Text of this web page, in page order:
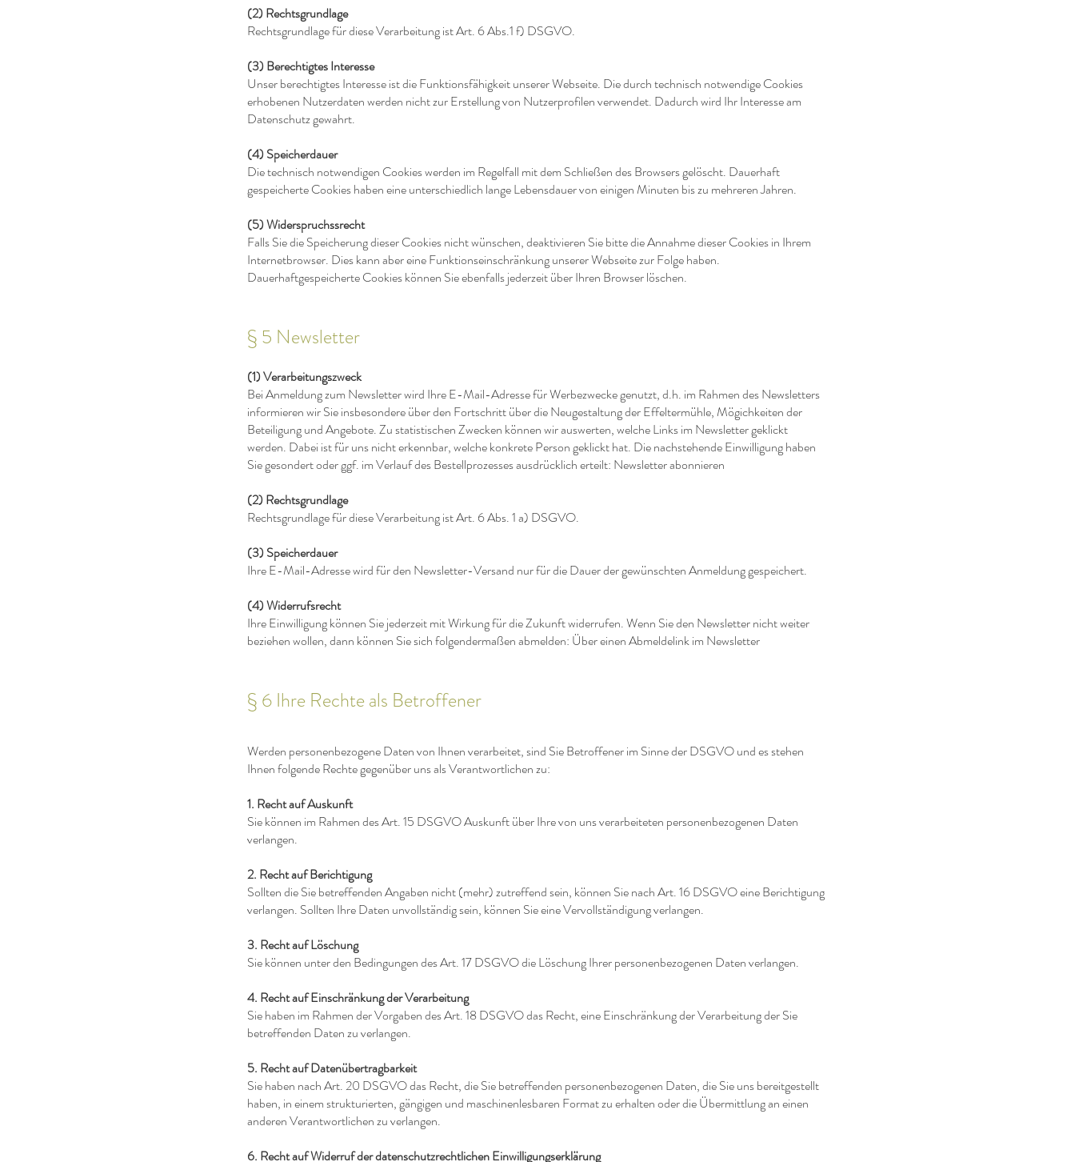
(2) Rechtsgrundlage
Rechtsgrundlage für diese Verarbeitung ist Art. 6 Abs.1 f) DSGVO.
(3) Berechtigtes Interesse
Unser berechtigtes Interesse ist die Funktionsfähigkeit unserer Webseite. Die durch technisch notwendige Cookies
erhobenen Nutzerdaten werden nicht zur Erstellung von Nutzerprofilen verwendet. Dadurch wird Ihr Interesse am
Datenschutz gewahrt.
(4) Speicherdauer
Die technisch notwendigen Cookies werden im Regelfall mit dem Schließen des Browsers gelöscht. Dauerhaft
gespeicherte Cookies haben eine unterschiedlich lange Lebensdauer von einigen Minuten bis zu mehreren Jahren.
(5) Widerspruchssrecht
Falls Sie die Speicherung dieser Cookies nicht wünschen, deaktivieren Sie bitte die Annahme dieser Cookies in Ihrem
Internetbrowser. Dies kann aber eine Funktionseinschränkung unserer Webseite zur Folge haben.
Dauerhaftgespeicherte Cookies können Sie ebenfalls jederzeit über Ihren Browser löschen.
§ 5 Newsletter
(1) Verarbeitungszweck
Bei Anmeldung zum Newsletter wird Ihre E-Mail-Adresse für Werbezwecke genutzt, d.h. im Rahmen des Newsletters
informieren wir Sie insbesondere über den Fortschritt über die Neugestaltung der Effeltermühle, Mögichkeiten der
Beteiligung und Angebote. Zu statistischen Zwecken können wir auswerten, welche Links im Newsletter geklickt
werden. Dabei ist für uns nicht erkennbar, welche konkrete Person geklickt hat. Die nachstehende Einwilligung haben
Sie gesondert oder ggf. im Verlauf des Bestellprozesses ausdrücklich erteilt: Newsletter abonnieren
(2) Rechtsgrundlage
Rechtsgrundlage für diese Verarbeitung ist Art. 6 Abs. 1 a) DSGVO.
(3) Speicherdauer
Ihre E-Mail-Adresse wird für den Newsletter-Versand nur für die Dauer der gewünschten Anmeldung gespeichert.
(4) Widerrufsrecht
Ihre Einwilligung können Sie jederzeit mit Wirkung für die Zukunft widerrufen. Wenn Sie den Newsletter nicht weiter
beziehen wollen, dann können Sie sich folgendermaßen abmelden: Über einen Abmeldelink im Newsletter
§ 6 Ihre Rechte als Betroffener
Werden personenbezogene Daten von Ihnen verarbeitet, sind Sie Betroffener im Sinne der DSGVO und es stehen
Ihnen folgende Rechte gegenüber uns als Verantwortlichen zu:
1. Recht auf Auskunft
Sie können im Rahmen des Art. 15 DSGVO Auskunft über Ihre von uns verarbeiteten personenbezogenen Daten
verlangen.
2. Recht auf Berichtigung
Sollten die Sie betreffenden Angaben nicht (mehr) zutreffend sein, können Sie nach Art. 16 DSGVO eine Berichtigung
verlangen. Sollten Ihre Daten unvollständig sein, können Sie eine Vervollständigung verlangen.
3. Recht auf Löschung
Sie können unter den Bedingungen des Art. 17 DSGVO die Löschung Ihrer personenbezogenen Daten verlangen.
4. Recht auf Einschränkung der Verarbeitung
Sie haben im Rahmen der Vorgaben des Art. 18 DSGVO das Recht, eine Einschränkung der Verarbeitung der Sie
betreffenden Daten zu verlangen.
5. Recht auf Datenübertragbarkeit
Sie haben nach Art. 20 DSGVO das Recht, die Sie betreffenden personenbezogenen Daten, die Sie uns bereitgestellt
haben, in einem strukturierten, gängigen und maschinenlesbaren Format zu erhalten oder die Übermittlung an einen
anderen Verantwortlichen zu verlangen.
6. Recht auf Widerruf der datenschutzrechtlichen Einwilligungserklärung